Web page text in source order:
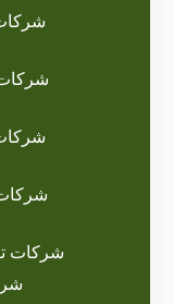
شركات